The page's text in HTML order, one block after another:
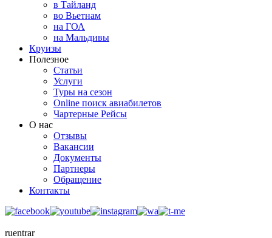
в Тайланд
во Вьетнам
на ГОА
на Мальдивы
Круизы
Полезное
Статьи
Услуги
Туры на сезон
Online поиск авиабилетов
Чартерные Рейсы
О нас
Отзывы
Вакансии
Документы
Партнеры
Обращение
Контакты
ruentrar